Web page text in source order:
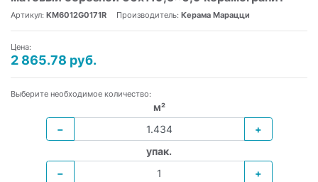
Артикул: KM6012G0171R Производитель: Керама Марацци
Цена:
2 865.78 руб.
Выберите необходимое количество:
м²
−
+
упак.
−
+